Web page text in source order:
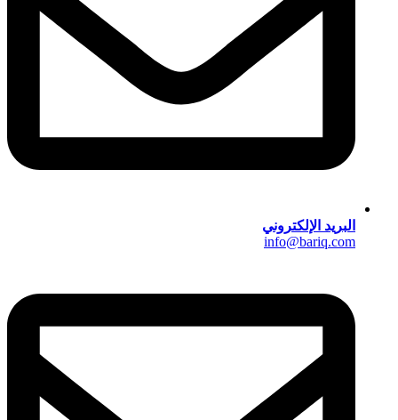
البريد الإلكتروني
info@bariq.com